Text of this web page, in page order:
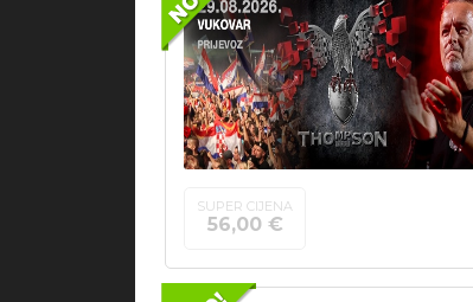
SUPER CIJENA
56,00 €